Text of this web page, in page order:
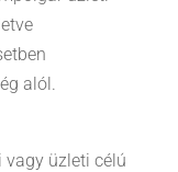
alól.
üzleti célú